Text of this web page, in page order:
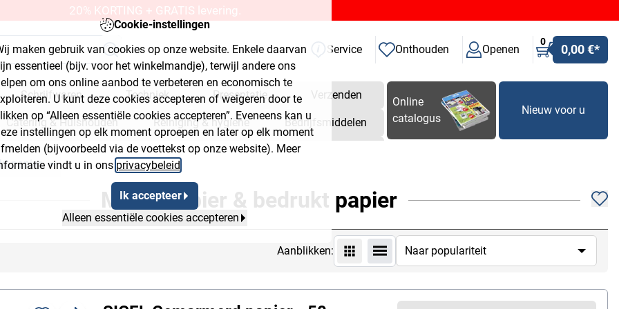
Cookie-instellingen
maken gebruik van cookies op onze website. Enkele daarvan
essentieel (bijv. voor het winkelmandje), terwijl andere ons
om ons online aanbod te verbeteren en economisch te
U kunt deze cookies accepteren of weigeren door te
op “Alleen essentiële cookies accepteren”. Eveneens kan u
instellingen op elk moment oproepen en later op elk moment
(bijvoorbeeld via de voettekst op onze website). Meer
vindt u in ons privacybeleid
Ik accepteer
Alleen essentiële cookies accepteren
20% KORTING + GRATIS levering.
Service Onthouden Openen
0
0,00 €*
Schrijfwaren Techniek Presentatie Verzenden
Catering & Huishouden Reiniging & hygiëne Bedrijfsmiddelen
& bouwmarkt
Online
catalogus
Nieuw voor u
papier Breadcrumb Flyout Button 3
Motiefpapier & bedrukt papier
Aanblikken: